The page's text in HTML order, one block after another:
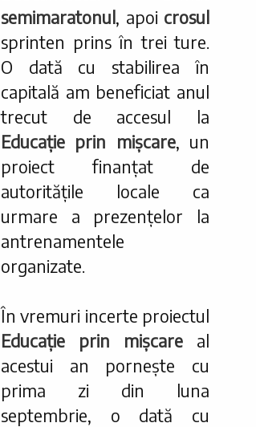
semimaratonul, apoi crosul
sprinten prins în trei ture.
O dată cu stabilirea în
capitală am beneficiat anul
trecut de accesul la
Educație prin mișcare, un
proiect finanțat de
autoritățile locale ca
urmare a prezențelor la
antrenamentele
organizate.
În vremuri incerte proiectul
Educație prin mișcare al
acestui an pornește cu
prima zi din luna
septembrie, o dată cu